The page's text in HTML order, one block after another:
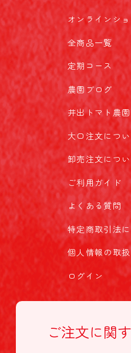
オンラインシ
全商品一覧
定期コース
農園ブログ
井出トマト農
大口注文につ
卸売注文につ
ご利用ガイド
よくある質問
特定商取引法
個人情報の取
ログイン
ご注文に関